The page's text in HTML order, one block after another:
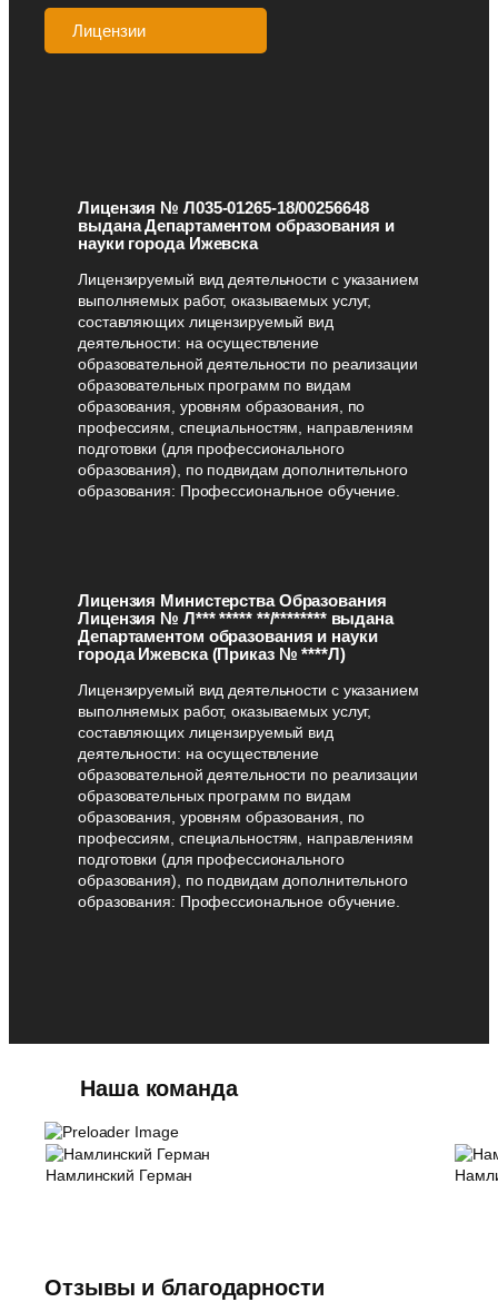
Лицензии
Лицензия № Л035-01265-18/00256648
выдана Департаментом образования и
науки города Ижевска
Лицензируемый вид деятельности с указанием
выполняемых работ, оказываемых услуг,
составляющих лицензируемый вид
деятельности: на осуществление
образовательной деятельности по реализации
образовательных программ по видам
образования, уровням образования, по
профессиям, специальностям, направлениям
подготовки (для профессионального
образования), по подвидам дополнительного
образования: Профессиональное обучение.
Лицензия Министерства Образования
Лицензия № Л*** ***** **/******** выдана
Департаментом образования и науки
города Ижевска (Приказ № ****Л)
Лицензируемый вид деятельности с указанием
выполняемых работ, оказываемых услуг,
составляющих лицензируемый вид
деятельности: на осуществление
образовательной деятельности по реализации
образовательных программ по видам
образования, уровням образования, по
профессиям, специальностям, направлениям
подготовки (для профессионального
образования), по подвидам дополнительного
образования: Профессиональное обучение.
Наша команда
Намлинский Герман
Отзывы и благодарности